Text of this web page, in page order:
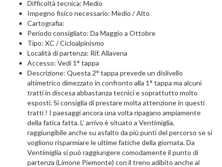
Difficoltà tecnica: Medio
Impegno fisico necessario: Medio / Alto
Cartografia:
Periodo consigliato: Da Maggio a Ottobre
Tipo: XC / Cicloalpinismo
Località di partenza: Rif. Allavena
Accesso: Vedi 1° tappa
Descrizione: Questa 2° tappa prevede un dislivello
altimetrico dimezzato in confronto alla 1° tappa ma alcuni
tratti in discesa abbastanza tecnici e soprattutto molto
esposti. Si consiglia di prestare molta attenzione in questi
tratti ! I paesaggi ancora una volta ripagano ampiamente
della fatica fatta. L’ arrivo è situato a Ventimiglia,
raggiungibile anche su asfalto da più punti del percorso se si
vogliono risparmiare le ultime fatiche della giornata. Da
Ventimiglia si può raggiungere comodamente il punto di
partenza (Limone Piemonte) con il treno adibito anche al